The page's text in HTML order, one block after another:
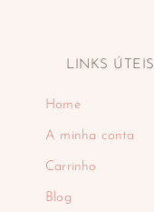
LINKS ÚTEIS
Home
A minha conta
Carrinho
Blog